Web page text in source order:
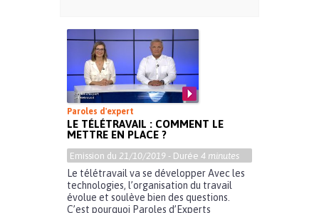
Paroles d'expert
LE TÉLÉTRAVAIL : COMMENT LE
METTRE EN PLACE ?
Emission du 21/10/2019 - Durée 4 minutes
Le télétravail va se développer Avec les
technologies, l’organisation du travail
évolue et soulève bien des questions.
C’est pourquoi Paroles d’Experts